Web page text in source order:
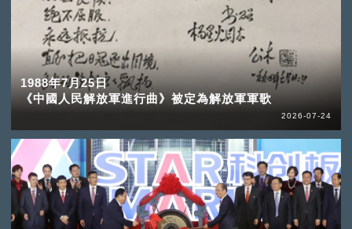
1988年7月25日
《中國人民解放軍進行曲》被定為解放軍軍歌
2026-07-24